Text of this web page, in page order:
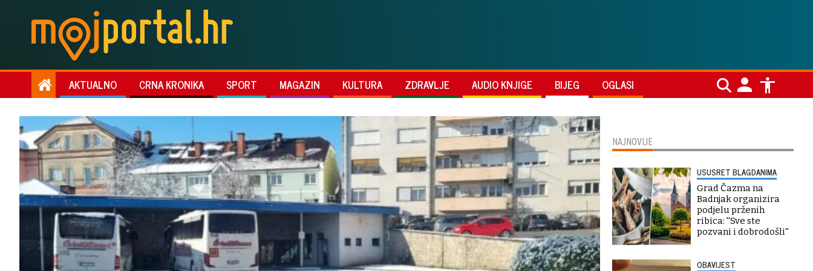
AKTUALNO CRNA KRONIKA SPORT MAGAZIN KULTURA ZDRAVLJE AUDIO KNJIGE BIJEG OGLASI
NAJNOVIJE
USUSRET BLAGDANIMA
Grad Čazma na
Badnjak organizira
podjelu prženih
ribica: ''Sve ste
pozvani i dobrodošli''
OBAVIJEST